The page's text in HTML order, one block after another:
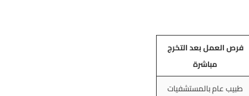
فرص العمل بعد التخرج
مباشرة
طبيب عام بالمستشفيات